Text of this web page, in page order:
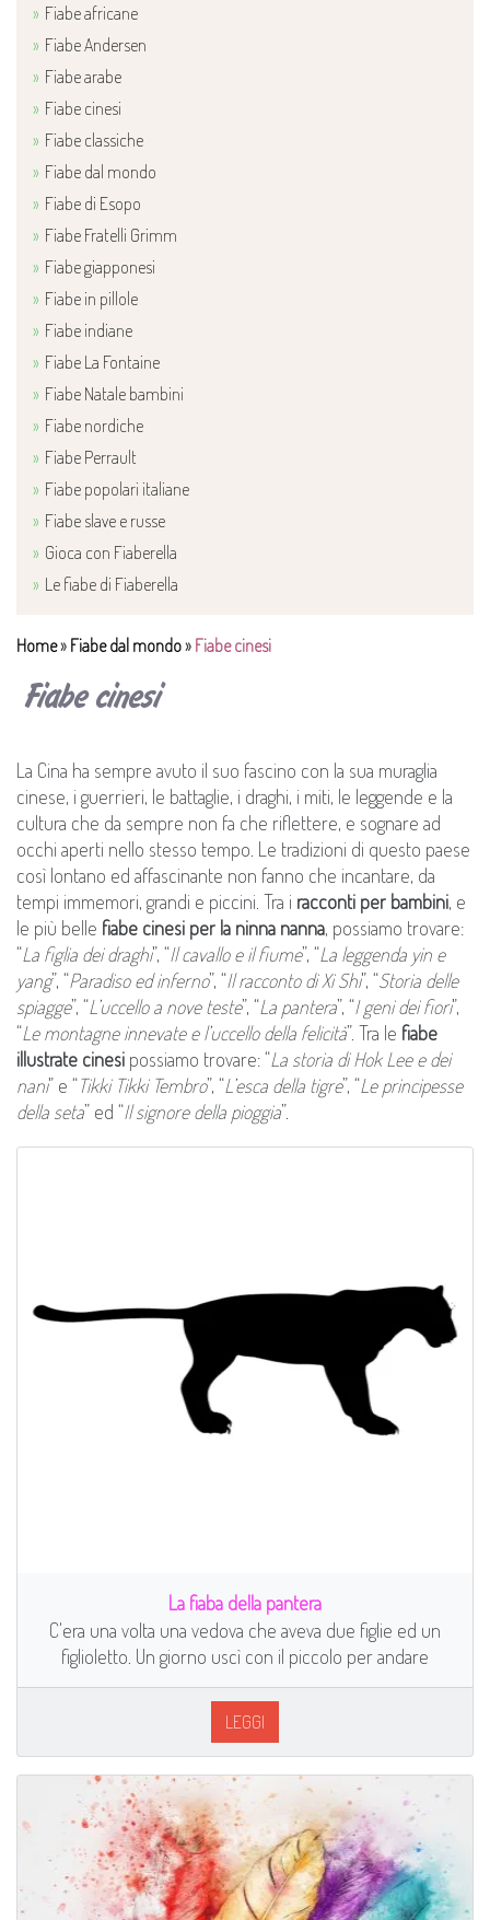
Home» Fiabe dal mondo» Fiabe cinesi
Fiabe cinesi
La Cina ha sempre avuto il suo fascino con la sua muraglia
cinese, i guerrieri, le battaglie, i draghi, i miti, le leggende e la
cultura che da sempre non fa che riflettere, e sognare ad
occhi aperti nello stesso tempo. Le tradizioni di questo paese
così lontano ed affascinante non fanno che incantare, da
tempi immemori, grandi e piccini. Tra i racconti per bambini, e
le più belle fiabe cinesi per la ninna nanna, possiamo trovare:
“La figlia dei draghi”, “Il cavallo e il fiume”, “La leggenda yin e
yang”, “Paradiso ed inferno”, “Il racconto di Xi Shi”, “Storia delle
spiagge”, “L’uccello a nove teste”, “La pantera”, “I geni dei fiori”,
“Le montagne innevate e l’uccello della felicità”. Tra le fiabe
illustrate cinesi possiamo trovare: “La storia di Hok Lee e dei
nani” e “Tikki Tikki Tembro”, “L’esca della tigre”, “Le principesse
della seta” ed “Il signore della pioggia”.
La fiaba della pantera
C'era una volta una vedova che aveva due figlie ed un
figlioletto. Un giorno uscì con il piccolo per andare
LEGGI
Fiabe africane
Fiabe Andersen
Fiabe arabe
Fiabe cinesi
Fiabe classiche
Fiabe dal mondo
Fiabe di Esopo
Fiabe Fratelli Grimm
Fiabe giapponesi
Fiabe in pillole
Fiabe indiane
Fiabe La Fontaine
Fiabe Natale bambini
Fiabe nordiche
Fiabe Perrault
Fiabe popolari italiane
Fiabe slave e russe
Gioca con Fiaberella
Le fiabe di Fiaberella